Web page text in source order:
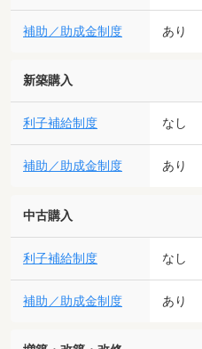
補助／助成金制度 あり
新築購入
利子補給制度 なし
補助／助成金制度 あり
中古購入
利子補給制度 なし
補助／助成金制度 あり